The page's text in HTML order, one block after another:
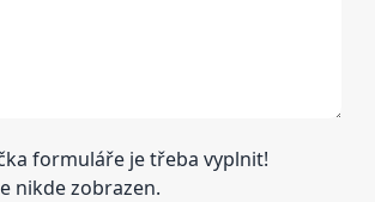
formuláře je třeba vyplnit!
nikde zobrazen.